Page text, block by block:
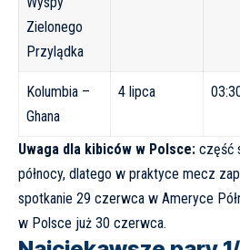
Zielonego
Przylądka
Kolumbia –
Ghana
4 lipca
Uwaga dla kibiców w Polsce: część
północy, dlatego w praktyce mecz
spotkanie 29 czerwca w Ameryce
w Polsce już 30 czerwca.